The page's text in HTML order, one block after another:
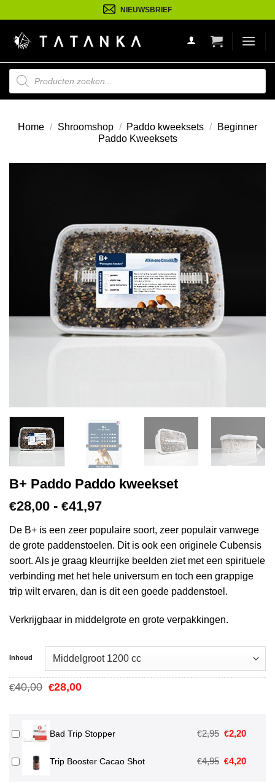
naar
inhoud
NIEUWSBRIEF
Producten
zoeken
Home / Shroomshop / Paddo kweeksets /
Beginner
Paddo Kweeksets
B+ Paddo Paddo kweekset
€28,00 - €41,97Prijsklasse:
tot
€41,97
De B+ is een zeer populaire soort, zeer populair vanwege
de grote paddenstoelen. Dit is ook een originele Cubensis
soort. Als je graag kleurrijke beelden ziet met een spirituele
verbinding met het hele universum en toch een grappige
trip wilt ervaren, dan is dit een goede paddenstoel.
Verkrijgbaar in middelgrote en grote verpakkingen.
Inhoud
€40,00 Oorspronkelijke
€28,00Huidige
Bad Trip Stopper €2,95
was:
€2,20Huidige
is:
Trip Booster Cacao Shot €4,95 €4,20Huidige